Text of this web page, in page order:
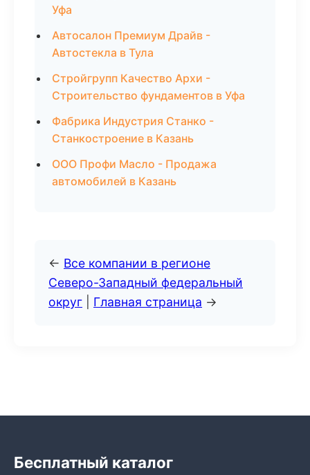
Уфа
Автосалон Премиум Драйв -
Автостекла в Тула
Стройгрупп Качество Архи -
Строительство фундаментов в Уфа
Фабрика Индустрия Станко -
Станкостроение в Казань
ООО Профи Масло - Продажа
автомобилей в Казань
← Все компании в регионе
Северо-Западный федеральный
округ
Главная страница →
Бесплатный каталог